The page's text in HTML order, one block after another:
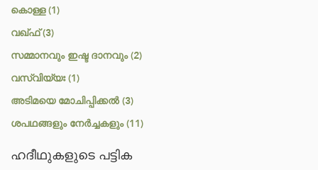
കൊള്ള (1)
വഖ്ഫ് (3)
സമ്മാനവും ഇഷ്ട ദാനവും (2)
വസ്വിയ്യഃ (1)
അടിമയെ മോചിപ്പിക്കൽ (3)
ശപഥങ്ങളും നേർച്ചകളും (11)
ഹദീഥുകളുടെ പട്ടിക